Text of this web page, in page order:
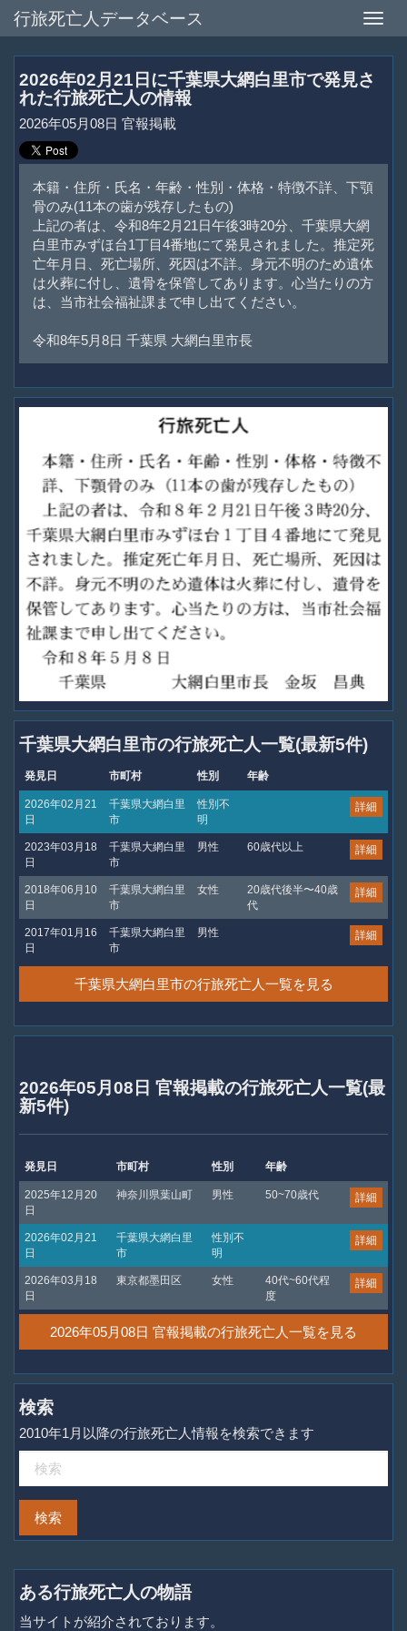
Toggle
行旅死亡人データベース
2026年02月21日に千葉県大網白里市で発見さ
れた行旅死亡人の情報
2026年05月08日 官報掲載
本籍・住所・氏名・年齢・性別・体格・特徴不詳、下顎
骨のみ(11本の歯が残存したもの)
上記の者は、令和8年2月21日午後3時20分、千葉県大網
白里市みずほ台1丁目4番地にて発見されました。推定死
亡年月日、死亡場所、死因は不詳。身元不明のため遺体
は火葬に付し、遺骨を保管してあります。心当たりの方
は、当市社会福祉課まで申し出てください。
令和8年5月8日 千葉県 大網白里市長
千葉県大網白里市の行旅死亡人一覧(最新5件)
発見日 市町村 性別 年齢
2026年02月21
日
千葉県大網白里
市
性別不
明
詳細
2023年03月18
日
千葉県大網白里
市
男性 60歳代以上 詳細
2018年06月10
日
千葉県大網白里
市
女性
20歳代後半〜40歳
代
詳細
2017年01月16
日
千葉県大網白里
市
男性 詳細
千葉県大網白里市の行旅死亡人一覧を見る
2026年05月08日 官報掲載の行旅死亡人一覧(最
新5件)
発見日 市町村 性別 年齢
2025年12月20
日
神奈川県葉山町 男性 50~70歳代 詳細
2026年02月21
日
千葉県大網白里
市
性別不
明
詳細
2026年03月18
日
東京都墨田区 女性
40代~60代程
度
詳細
2026年05月08日 官報掲載の行旅死亡人一覧を見る
検索
2010年1月以降の行旅死亡人情報を検索できます
ある行旅死亡人の物語
当サイトが紹介されております。